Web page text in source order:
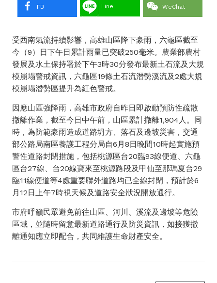
FB Line WeChat
受西南氣流持續影響，高雄山區降下豪雨，六龜區截至
今（9）日下午日累計雨量已突破250毫米。農業部農村
發展及水土保持署於下午3時30分發布最新土石流及大規
模崩塌警戒資訊，六龜區19條土石流潛勢溪流及2處大規
模崩塌潛勢區提升為紅色警戒。
因應山區強降雨，高雄市政府自昨日即啟動預防性疏散
撤離作業，截至今日中午前，山區累計撤離1,904人。同
時，為防範豪雨造成道路坍方、落石及邊坡災害，交通
部公路局南區養護工程分局自6月8日晚間10時起實施預
警性道路封閉措施，包括桃源區台20臨93線便道、六龜
區台27線、台20線寶來至桃源路段及甲仙至那瑪夏台29
臨11線便道等4處重要聯外道路均已全線封閉，預計於6
月12日上午7時視天候及道路安全狀況開放通行。
市府呼籲民眾避免前往山區、河川、溪流及邊坡等危險
區域，並隨時留意最新道路通行及防災資訊，如接獲撤
離通知應立即配合，共同維護生命財產安全。